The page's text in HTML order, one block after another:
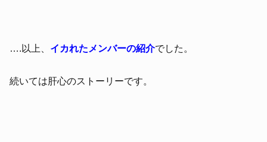
….以上、 イカれたメンバーの紹介でした。
続いては肝心のストーリーです。